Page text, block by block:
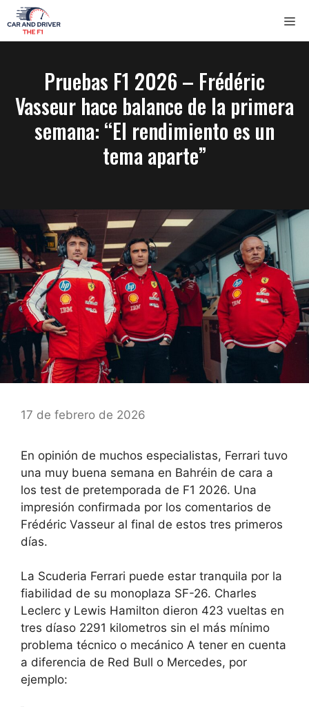
Saltar
al
contenido
Pruebas F1 2026 – Frédéric
Vasseur hace balance de la primera
semana: “El rendimiento es un
tema aparte”
17 de febrero de 2026
En opinión de muchos especialistas, Ferrari tuvo
una muy buena semana en Bahréin de cara a
los test de pretemporada de F1 2026. Una
impresión confirmada por los comentarios de
Frédéric Vasseur al final de estos tres primeros
días.
La Scuderia Ferrari puede estar tranquila por la
fiabilidad de su monoplaza SF-26. Charles
Leclerc y Lewis Hamilton dieron 423 vueltas en
tres díaso 2291 kilometros sin el más mínimo
problema técnico o mecánico A tener en cuenta
a diferencia de Red Bull o Mercedes, por
ejemplo: